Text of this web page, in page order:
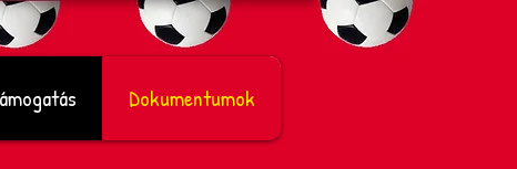
Dokumentumok